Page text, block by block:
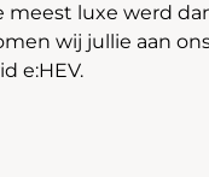
meest luxe werd
wij jullie aan
e:HEV.